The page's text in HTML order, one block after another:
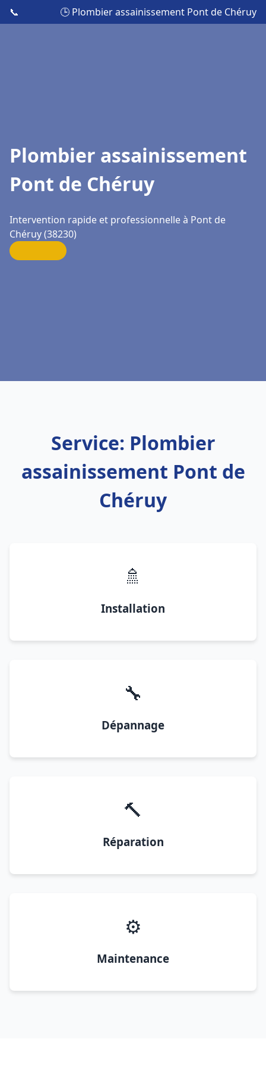
📞 🕒 Plombier assainissement Pont de Chéruy
Plombier assainissement
Pont de Chéruy
Intervention rapide et professionnelle à Pont de
Chéruy (38230)
Service: Plombier
assainissement Pont de
Chéruy
🚿
Installation
🔧
Dépannage
🔨
Réparation
⚙️
Maintenance